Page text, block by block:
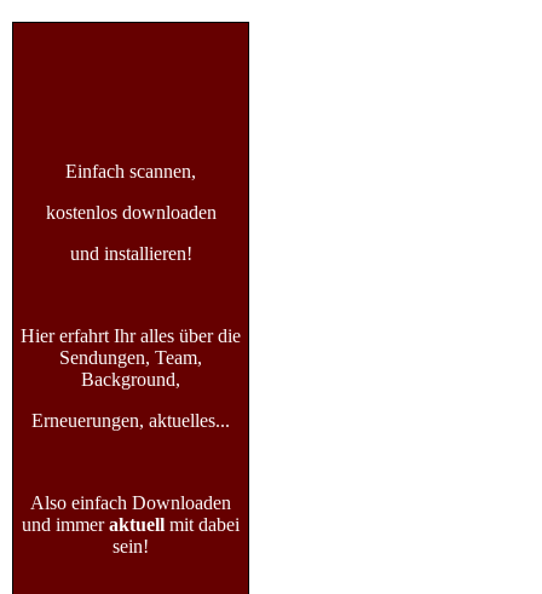
Einfach scannen,
kostenlos downloaden
und installieren!
Hier erfahrt Ihr alles über die
Sendungen, Team,
Background,
Erneuerungen, aktuelles...
Also einfach Downloaden
und immeraktuell mit dabei
sein!